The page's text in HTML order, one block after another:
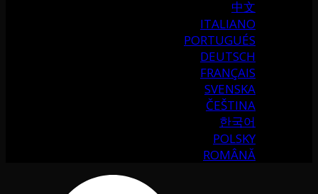
中文
ITALIANO
PORTUGUÉS
DEUTSCH
FRANÇAIS
SVENSKA
ČEŠTINA
한국어
POLSKY
ROMÂNĂ